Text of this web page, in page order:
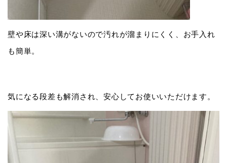
壁や床は深い溝がないので汚れが溜まりにくく、お手入れ
も簡単。
気になる段差も解消され、安心してお使いいただけます。